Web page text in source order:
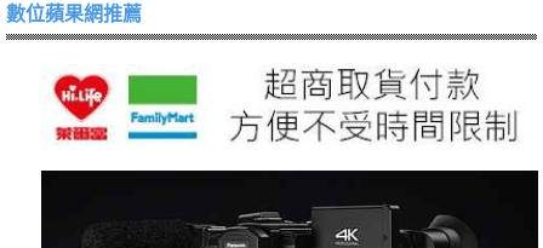
數位蘋果網推薦